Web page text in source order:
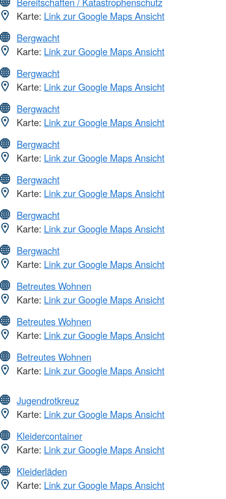
Karte: Link zur Google Maps Ansicht
Bergwacht
Karte: Link zur Google Maps Ansicht
Bergwacht
Karte: Link zur Google Maps Ansicht
Bergwacht
Karte: Link zur Google Maps Ansicht
Bergwacht
Karte: Link zur Google Maps Ansicht
Bergwacht
Karte: Link zur Google Maps Ansicht
Bergwacht
Karte: Link zur Google Maps Ansicht
Bergwacht
Karte: Link zur Google Maps Ansicht
Betreutes Wohnen
Karte: Link zur Google Maps Ansicht
Betreutes Wohnen
Karte: Link zur Google Maps Ansicht
Betreutes Wohnen
Karte: Link zur Google Maps Ansicht
Jugendrotkreuz
Karte: Link zur Google Maps Ansicht
Kleidercontainer
Karte: Link zur Google Maps Ansicht
Kleiderläden
Karte: Link zur Google Maps Ansicht